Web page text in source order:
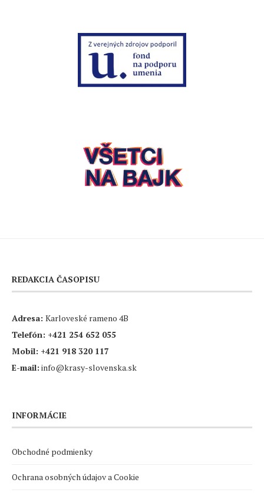
REDAKCIA ČASOPISU
Adresa: Karloveské rameno 4B
Telefón: +421 254 652 055
Mobil: +421 918 320 117
E-mail: info@krasy-slovenska.sk
INFORMÁCIE
Obchodné podmienky
Ochrana osobných údajov a Cookie